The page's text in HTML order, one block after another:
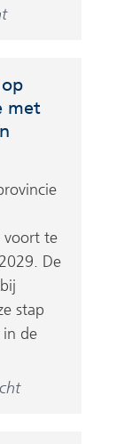
met
voort te
De
stap
de